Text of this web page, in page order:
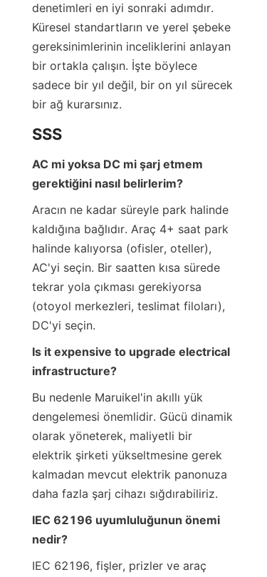
denetimleri en iyi sonraki adımdır.
Küresel standartların ve yerel şebeke
gereksinimlerinin inceliklerini anlayan
bir ortakla çalışın. İşte böylece
sadece bir yıl değil, bir on yıl sürecek
bir ağ kurarsınız.
SSS
AC mi yoksa DC mi şarj etmem
gerektiğini nasıl belirlerim?
Aracın ne kadar süreyle park halinde
kaldığına bağlıdır. Araç 4+ saat park
halinde kalıyorsa (ofisler, oteller),
AC'yi seçin. Bir saatten kısa sürede
tekrar yola çıkması gerekiyorsa
(otoyol merkezleri, teslimat filoları),
DC'yi seçin.
Is it expensive to upgrade electrical
infrastructure?
Bu nedenle Maruikel'in akıllı yük
dengelemesi önemlidir. Gücü dinamik
olarak yöneterek, maliyetli bir
elektrik şirketi yükseltmesine gerek
kalmadan mevcut elektrik panonuza
daha fazla şarj cihazı sığdırabiliriz.
IEC 62196 uyumluluğunun önemi
nedir?
IEC 62196, fişler, prizler ve araç